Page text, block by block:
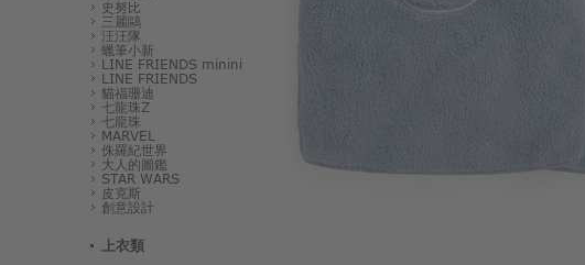
史努比
三麗鷗
汪汪隊
蠟筆小新
LINE FRIENDS minini
LINE FRIENDS
貓福珊迪
七龍珠Z
七龍珠
MARVEL
侏羅紀世界
大人的圖鑑
STAR WARS
皮克斯
創意設計
上衣類